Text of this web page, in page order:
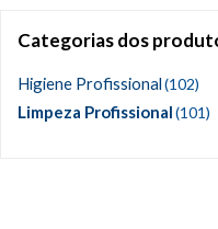
Categorias dos
Higiene Profissional(102)
Limpeza Profissional(101)